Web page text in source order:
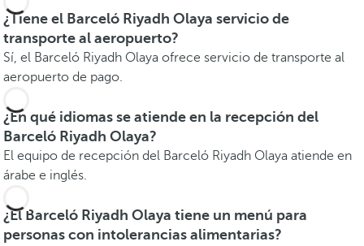
¿Tiene el Barceló Riyadh Olaya servicio de
transporte al aeropuerto?
Sí, el Barceló Riyadh Olaya ofrece servicio de transporte al
aeropuerto de pago.
¿En qué idiomas se atiende en la recepción del
Barceló Riyadh Olaya?
El equipo de recepción del Barceló Riyadh Olaya atiende en
árabe e inglés.
¿El Barceló Riyadh Olaya tiene un menú para
personas con intolerancias alimentarias?